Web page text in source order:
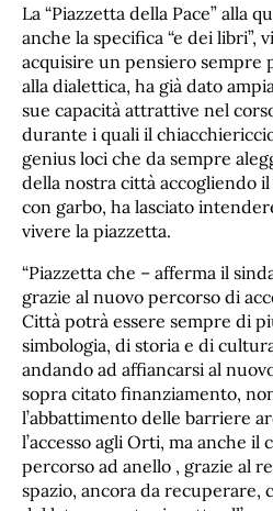
La “Piazzetta della Pace” alla
anche la specifica “e dei libri”,
acquisire un pensiero sempre
alla dialettica, ha già dato
sue capacità attrattive nel
durante i quali il
genius loci che da sempre
della nostra città accogliendo
con garbo, ha lasciato
vivere la piazzetta.
“Piazzetta che – afferma il
grazie al nuovo percorso di
Città potrà essere sempre di
simbologia, di storia e di
andando ad affiancarsi al
sopra citato finanziamento,
l’abbattimento delle barriere
l’accesso agli Orti, ma anche
percorso ad anello , grazie al
spazio, ancora da recuperare,